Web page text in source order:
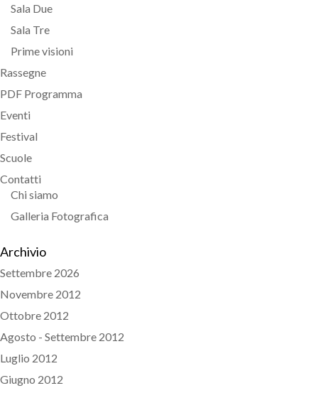
Sala Due
Sala Tre
Prime visioni
Rassegne
PDF Programma
Eventi
Festival
Scuole
Contatti
Chi siamo
Galleria Fotografica
Archivio
Settembre 2026
Novembre 2012
Ottobre 2012
Agosto - Settembre 2012
Luglio 2012
Giugno 2012